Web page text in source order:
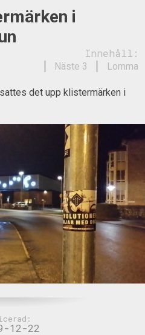
i
Innehåll:
Lomma
Näste 3
det upp klistermärken i
12-22